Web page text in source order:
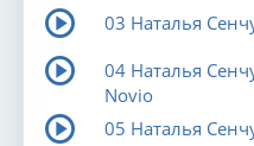
03 Наталья
04 Наталья
Novio
05 Наталья